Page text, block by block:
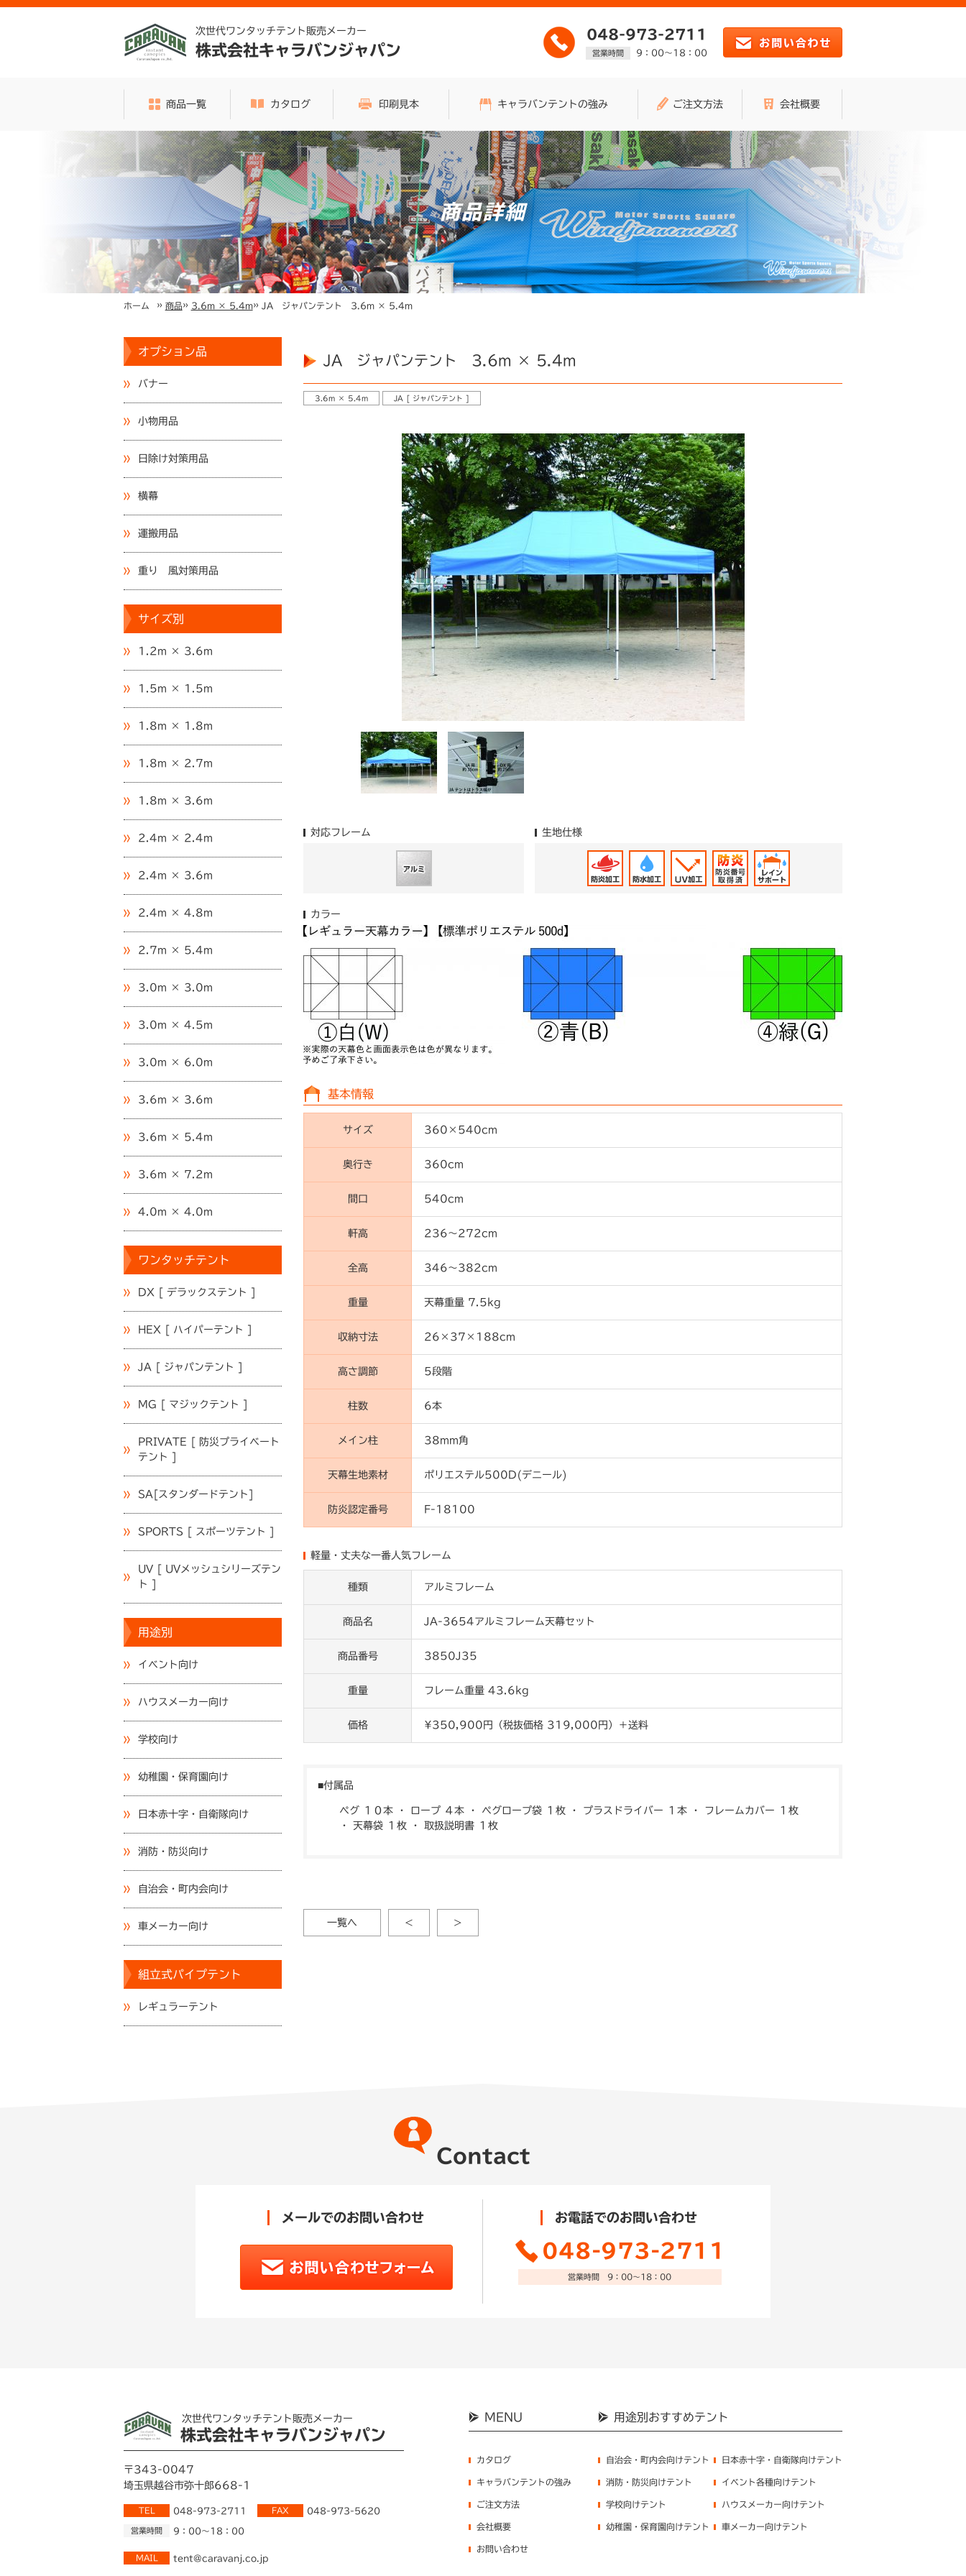
次世代ワンタッチテント販売メーカー
株式会社キャラバンジャパン
048-973-2711
営業時間 9：00～18：00
商品一覧 カタログ 印刷見本 キャラバンテントの強み ご注文方法 会社概要
商品詳細
ホーム » 商品» 3.6m × 5.4m» JA ジャパンテント 3.6m × 5.4m
オプション品
バナー
小物用品
日除け対策用品
横幕
運搬用品
重り 風対策用品
サイズ別
1.2m × 3.6m
1.5m × 1.5m
1.8m × 1.8m
1.8m × 2.7m
1.8m × 3.6m
2.4m × 2.4m
2.4m × 3.6m
2.4m × 4.8m
2.7m × 5.4m
3.0m × 3.0m
3.0m × 4.5m
3.0m × 6.0m
3.6m × 3.6m
3.6m × 5.4m
3.6m × 7.2m
4.0m × 4.0m
ワンタッチテント
DX [ デラックステント ]
HEX [ ハイパーテント ]
JA [ ジャパンテント ]
MG [ マジックテント ]
PRIVATE [ 防災プライベート
テント ]
SA[スタンダードテント]
SPORTS [ スポーツテント ]
UV [ UVメッシュシリーズテン
ト ]
用途別
イベント向け
ハウスメーカー向け
学校向け
幼稚園・保育園向け
日本赤十字・自衛隊向け
消防・防災向け
自治会・町内会向け
車メーカー向け
組立式パイプテント
レギュラーテント
JA ジャパンテント 3.6m × 5.4m
3.6m × 5.4m JA [ ジャパンテント ]
対応フレーム 生地仕様
カラー
基本情報
サイズ 360×540cm
奥行き 360cm
間口 540cm
軒高 236～272cm
全高 346～382cm
重量 天幕重量 7.5kg
収納寸法 26×37×188cm
高さ調節 5段階
柱数 6本
メイン柱 38mm角
天幕生地素材 ポリエステル500D(デニール)
防炎認定番号 F-18100
軽量・丈夫な一番人気フレーム
種類 アルミフレーム
商品名 JA-3654アルミフレーム天幕セット
商品番号 3850J35
重量 フレーム重量 43.6kg
価格 ¥350,900円（税抜価格 319,000円）＋送料
付属品
ペグ １０本 ・ ロープ ４本 ・ ペグロープ袋 １枚 ・ プラスドライバー １本 ・ フレームカバー １枚
・ 天幕袋 １枚 ・ 取扱説明書 １枚
一覧へ < >
Contact
メールでのお問い合わせ お電話でのお問い合わせ
048-973-2711
営業時間 9：00～18：00
次世代ワンタッチテント販売メーカー
株式会社キャラバンジャパン
〒343-0047
埼玉県越谷市弥十郎668-1
TEL 048-973-2711 FAX 048-973-5620
営業時間 9：00～18：00
MAIL tent@caravanj.co.jp
MENU
カタログ
キャラバンテントの強み
ご注文方法
会社概要
お問い合わせ
用途別おすすめテント
自治会・町内会向けテント
消防・防災向けテント
学校向けテント
幼稚園・保育園向けテント
日本赤十字・自衛隊向けテント
イベント各種向けテント
ハウスメーカー向けテント
車メーカー向けテント